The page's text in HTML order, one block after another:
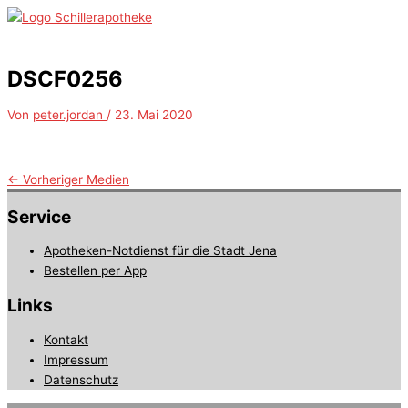
Zum
DSCF0256
Von peter.jordan / 23. Mai 2020
← Vorheriger Medien
Service
Apotheken-Notdienst für die Stadt Jena
Bestellen per App
Links
Kontakt
Impressum
Datenschutz